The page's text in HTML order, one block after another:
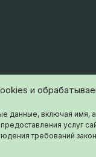
и
данные, включая имя,
услуг
требований